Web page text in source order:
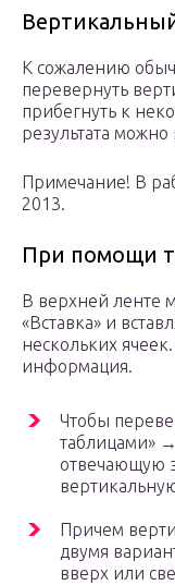
К сожалению
перевернуть
прибегнуть к
результата
Примечание! В
2013.
При помощи
В верхней ленте
«Вставка» и
нескольких
информация.
Чтобы
таблицами»
отвечающую
Причем
двумя
вверх или